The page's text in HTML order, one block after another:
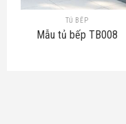
TỦ BẾP
Mẫu tủ bếp TB008